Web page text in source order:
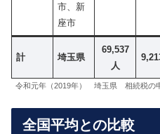
市、新
座市
計 埼玉県
69,537
人
令和元年（2019年） 埼玉県 相続税の
全国平均との比較